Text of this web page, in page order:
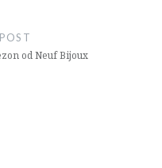
od Neuf Bijoux